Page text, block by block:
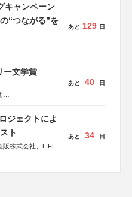
キャンペーン
“つながる”を
あと 129 日
ー文学賞
あと 40 日
ジェクトによ
ト
販株式会社、LIFE
あと 34 日